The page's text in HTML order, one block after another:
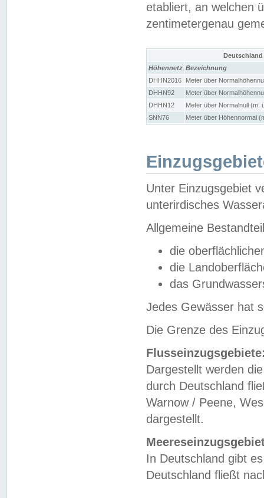
etabliert, an welchen
zentimetergenau
Höhennetz Bezeichnung
DHHN2016
Meter über
DHHN92
Meter über
DHHN12
Meter über Normalnull (m.
SNN76
Meter über Höhennormal
Unter Einzugsgebiet
unterirdisches
Allgemeine
die
die
das
Jedes Gewässer hat
Die Grenze des
Dargestellt werden
durch Deutschland
Warnow / Peene,
dargestellt.
In Deutschland gibt
Deutschland fließt